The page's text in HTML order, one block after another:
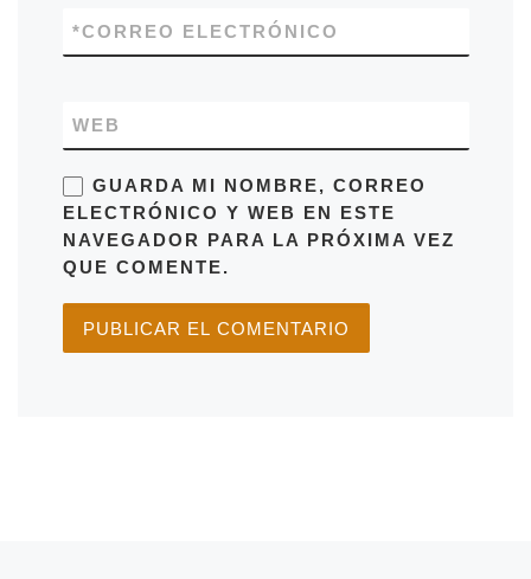
CORREO ELECTRÓNICO
*
WEB
GUARDA MI NOMBRE, CORREO
ELECTRÓNICO Y WEB EN ESTE
NAVEGADOR PARA LA PRÓXIMA VEZ
QUE COMENTE.